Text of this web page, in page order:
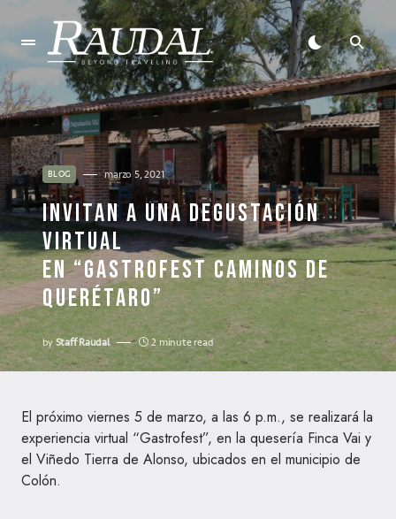
BLOG marzo 5, 2021
INVITAN A UNA DEGUSTACIÓN
VIRTUAL
EN “GASTROFEST CAMINOS DE
QUERÉTARO”
byStaff Raudal 2 minute read
El próximo viernes 5 de marzo, a las 6 p.m., se realizará la
experiencia virtual “Gastrofest”, en la quesería Finca Vai y
el Viñedo Tierra de Alonso, ubicados en el municipio de
Colón.